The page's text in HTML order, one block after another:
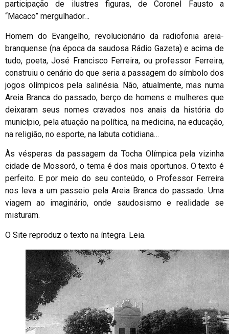
participação de ilustres figuras, de Coronel Fausto a
“Macaco” mergulhador…
Homem do Evangelho, revolucionário da radiofonia areia-
branquense (na época da saudosa Rádio Gazeta) e acima de
tudo, poeta, José Francisco Ferreira, ou professor Ferreira,
construiu o cenário do que seria a passagem do símbolo dos
jogos olímpicos pela salinésia. Não, atualmente, mas numa
Areia Branca do passado, berço de homens e mulheres que
deixaram seus nomes cravados nos anais da história do
município, pela atuação na política, na medicina, na educação,
na religião, no esporte, na labuta cotidiana…
Às vésperas da passagem da Tocha Olímpica pela vizinha
cidade de Mossoró, o tema é dos mais oportunos. O texto é
perfeito. E por meio do seu conteúdo, o Professor Ferreira
nos leva a um passeio pela Areia Branca do passado. Uma
viagem ao imaginário, onde saudosismo e realidade se
misturam.
O Site reproduz o texto na íntegra. Leia.